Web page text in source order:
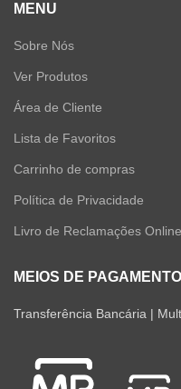
MENU
Sobre Nós
Ver Produtos
Área de Cliente
Lista de Favoritos
Carrinho de compras
Política de Privacidade
Livro de Reclamações Online
MEIOS DE PAGAMENTO
Transferência Bancária |